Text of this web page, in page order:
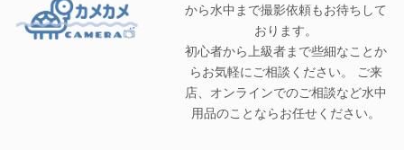
から水中まで撮影依頼もお待ちして
おります。
初心者から上級者まで些細なことか
らお気軽にご相談ください。 ご来
店、オンラインでのご相談など水中
用品のことならお任せください。